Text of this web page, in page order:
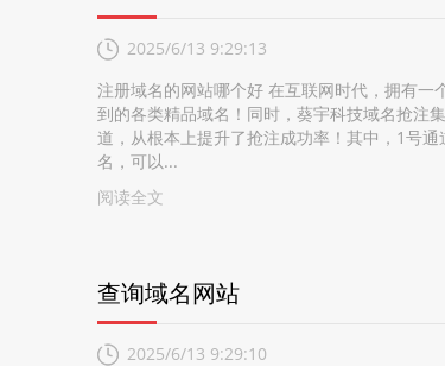
2025/6/13 9:29:13
注册域名的网站哪个好 在互联网时代，拥有一
到的各类精品域名！同时，葵宇科技域名抢注
道，从根本上提升了抢注成功率！其中，1号
名，可以...
阅读全文
查询域名网站
2025/6/13 9:29:10